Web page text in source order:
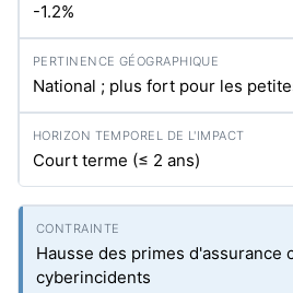
-1.2%
National ; plus fort pour les
Court terme (≤ 2 ans)
Hausse des primes d'assurance
cyberincidents